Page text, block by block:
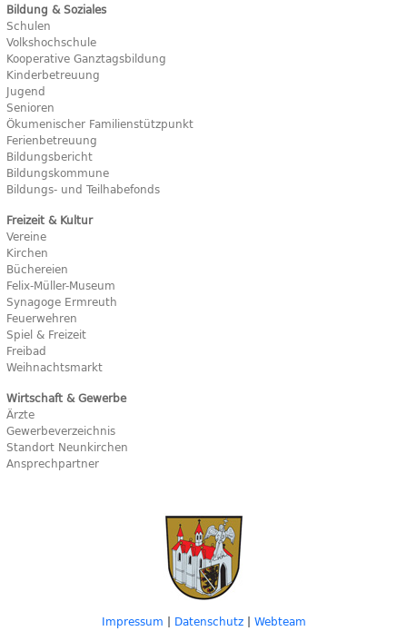
Bildung & Soziales
Schulen
Volkshochschule
Kooperative Ganztagsbildung
Kinderbetreuung
Jugend
Senioren
Ökumenischer Familienstützpunkt
Ferienbetreuung
Bildungsbericht
Bildungskommune
Bildungs- und Teilhabefonds
Freizeit & Kultur
Vereine
Kirchen
Büchereien
Felix-Müller-Museum
Synagoge Ermreuth
Feuerwehren
Spiel & Freizeit
Freibad
Weihnachtsmarkt
Wirtschaft & Gewerbe
Ärzte
Gewerbeverzeichnis
Standort Neunkirchen
Ansprechpartner
Impressum | Datenschutz| Webteam